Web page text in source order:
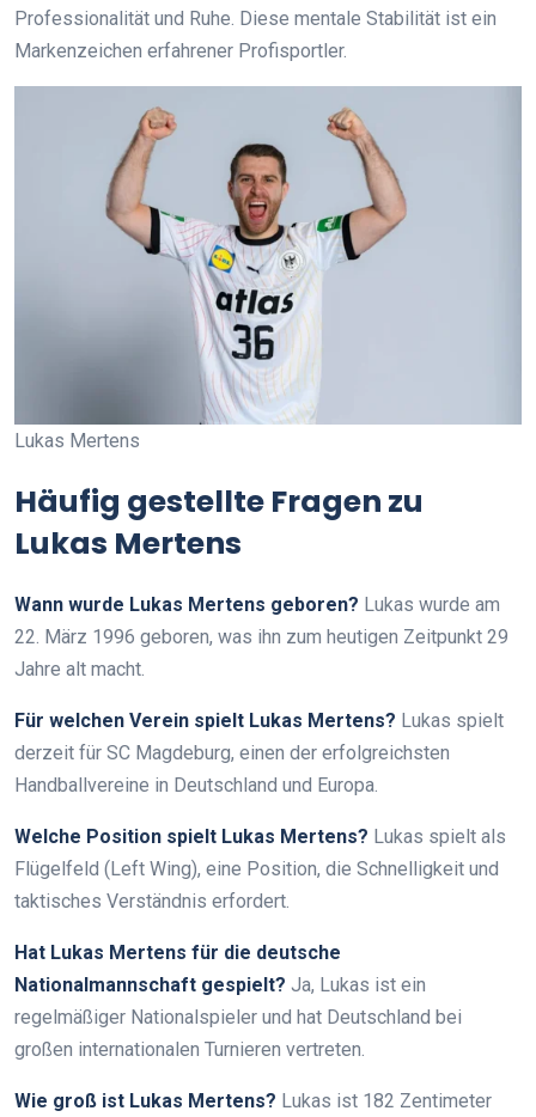
Professionalität und Ruhe. Diese mentale Stabilität ist ein
Markenzeichen erfahrener Profisportler.
Lukas Mertens
Häufig gestellte Fragen zu
Lukas Mertens
Wann wurde Lukas Mertens geboren? Lukas wurde am
22. März 1996 geboren, was ihn zum heutigen Zeitpunkt 29
Jahre alt macht.
Für welchen Verein spielt Lukas Mertens? Lukas spielt
derzeit für SC Magdeburg, einen der erfolgreichsten
Handballvereine in Deutschland und Europa.
Welche Position spielt Lukas Mertens? Lukas spielt als
Flügelfeld (Left Wing), eine Position, die Schnelligkeit und
taktisches Verständnis erfordert.
Hat Lukas Mertens für die deutsche
Nationalmannschaft gespielt? Ja, Lukas ist ein
regelmäßiger Nationalspieler und hat Deutschland bei
großen internationalen Turnieren vertreten.
Wie groß ist Lukas Mertens? Lukas ist 182 Zentimeter